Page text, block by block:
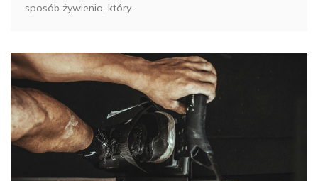
sposób żywienia, który...